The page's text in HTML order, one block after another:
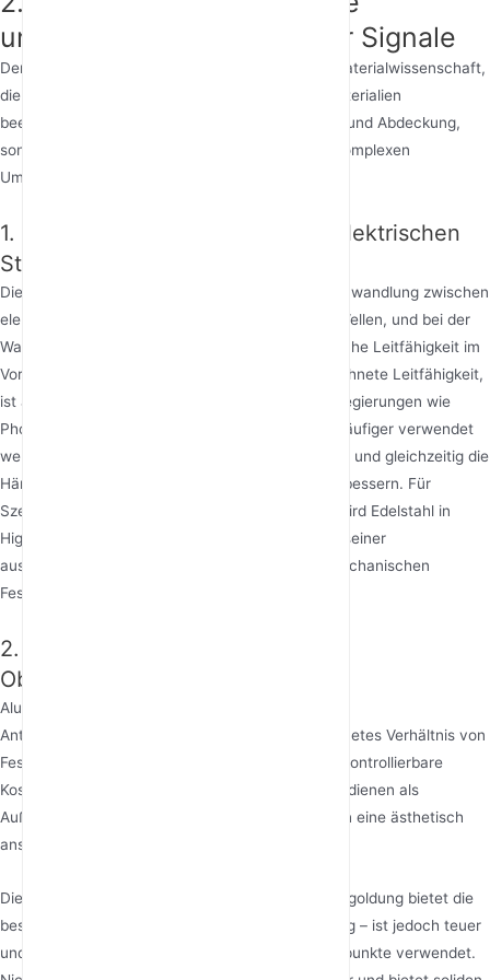
unsichtbare „Autobahn“ für Signale
Der Schlüssel zur Antennenleistung liegt in der Materialwissenschaft,
die dem bloßen Auge unsichtbar ist. Antennenmaterialien
beeinflussen nicht nur die Signalstärke, Stabilität und Abdeckung,
sondern auch die langfristige Zuverlässigkeit in komplexen
Umgebungen.
1. Kernleiter: Die „Autobahn“ für elektrischen
Strom
Die Kernfunktion der Antenne ist die effiziente Umwandlung zwischen
elektrischen Signalen und elektromagnetischen Wellen, und bei der
Wahl des Leitermaterials steht primär die elektrische Leitfähigkeit im
Vordergrund. Reines Kupfer bietet eine ausgezeichnete Leitfähigkeit,
ist aber weich und biegeanfällig, weshalb Kupferlegierungen wie
Phosphorbronze und Messing in der Produktion häufiger verwendet
werden, da sie eine gute Leitfähigkeit beibehalten und gleichzeitig die
Härte und Ermüdungsbeständigkeit erheblich verbessern. Für
Szenarien, die eine höhere Festigkeit erfordern, wird Edelstahl in
High-End- oder spezialisierten Routern aufgrund seiner
ausgezeichneten Korrosionsbeständigkeit und mechanischen
Festigkeit eingesetzt.
2. Tragstrukturen und
Oberflächenveredelungen
Aluminiumlegierung ist die dominierende Wahl für
Antennenträgerstrukturen, da sie ein ausgezeichnetes Verhältnis von
Festigkeit zu Gewicht, einfache Formbarkeit und kontrollierbare
Kosten bietet. Hochfeste technische Kunststoffe dienen als
Außengehäuse für Rundstrahlantennen und bilden eine ästhetisch
ansprechende und isolierende Hülle.
Die Oberflächenbehandlung ist entscheidend. Vergoldung bietet die
beste Leistung – chemisch stabil und hochleitfähig – ist jedoch teuer
und wird typischerweise nur für wichtige Kontaktpunkte verwendet.